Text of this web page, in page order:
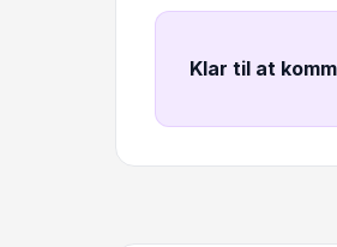
Klar til at